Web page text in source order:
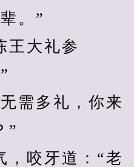
。”
大礼参
多礼，你来
”
咬牙道：“老